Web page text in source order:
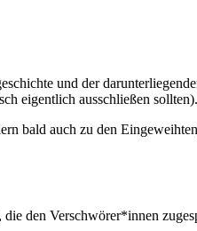
und der
eigentlich ausschließen sollten).
bald auch zu den
den Verschwörer*innen